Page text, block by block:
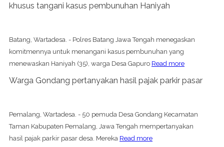
khusus tangani kasus pembunuhan Haniyah
Batang, Wartadesa. - Polres Batang Jawa Tengah menegaskan
komitmennya untuk menangani kasus pembunuhan yang
menewaskan Haniyah (35), warga Desa Gapuro Read more
Warga Gondang pertanyakan hasil pajak parkir pasar
Pemalang, Wartadesa. - 50 pemuda Desa Gondang Kecamatan
Taman Kabupaten Pemalang, Jawa Tengah mempertanyakan
hasil pajak parkir pasar desa. Mereka Read more